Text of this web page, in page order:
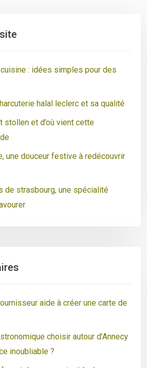
: idées simples pour des
halal leclerc et sa qualité
stollen et d’où vient cette
une douceur festive à redécouvrir
de strasbourg, une spécialité
aide à créer une carte de
choisir autour d’Annecy
inoubliable ?